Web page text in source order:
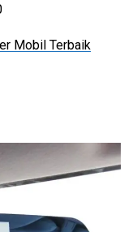
Mobil Terbaik